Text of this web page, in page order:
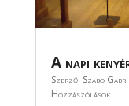
A napi
Szerző: Szabó
Hozzászólások